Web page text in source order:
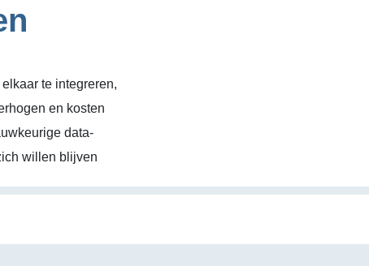
te integreren,
en kosten
data-
willen blijven